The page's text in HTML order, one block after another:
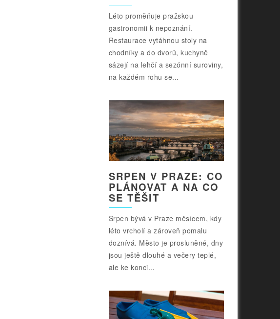
Léto proměňuje pražskou
gastronomii k nepoznání.
Restaurace vytáhnou stoly na
chodníky a do dvorů, kuchyně
sázejí na lehčí a sezónní suroviny,
na každém rohu se...
SRPEN V PRAZE: CO
PLÁNOVAT A NA CO
SE TĚŠIT
Srpen bývá v Praze měsícem, kdy
léto vrcholí a zároveň pomalu
doznívá. Město je prosluněné, dny
jsou ještě dlouhé a večery teplé,
ale ke konci...